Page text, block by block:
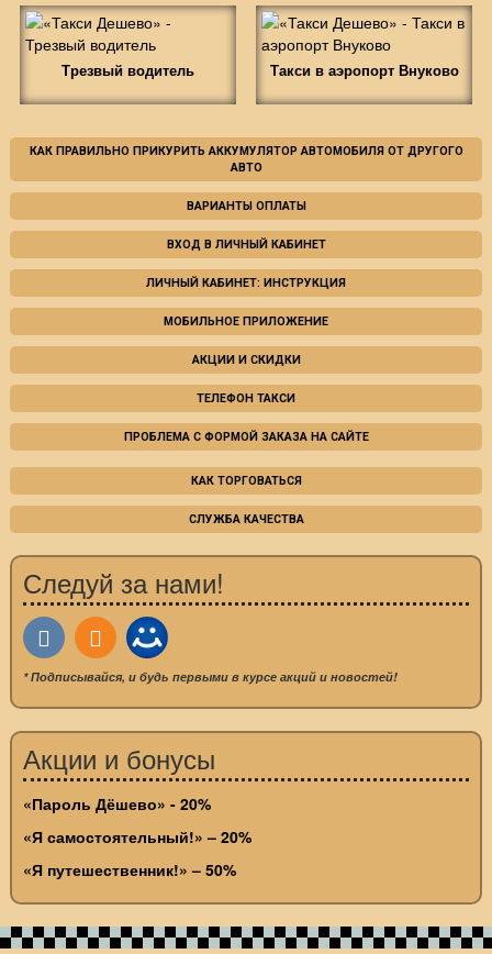
Трезвый водитель Такси в аэропорт Внуково
КАК ПРАВИЛЬНО ПРИКУРИТЬ АККУМУЛЯТОР АВТОМОБИЛЯ ОТ ДРУГОГО
АВТО
ВАРИАНТЫ ОПЛАТЫ
ВХОД В ЛИЧНЫЙ КАБИНЕТ
ЛИЧНЫЙ КАБИНЕТ: ИНСТРУКЦИЯ
МОБИЛЬНОЕ ПРИЛОЖЕНИЕ
АКЦИИ И СКИДКИ
ТЕЛЕФОН ТАКСИ
ПРОБЛЕМА С ФОРМОЙ ЗАКАЗА НА САЙТЕ
КАК ТОРГОВАТЬСЯ
СЛУЖБА КАЧЕСТВА
Следуй за нами!
* Подписывайся, и будь первыми в курсе акций и новостей!
Акции и бонусы
«Пароль Дёшево» - 20%
«Я самостоятельный!» – 20%
«Я путешественник!» – 50%